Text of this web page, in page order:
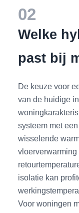
02
Welke
past bij
De keuze voor
van de huidige
systeem met
wisselende
isolatie kan
Voor woningen